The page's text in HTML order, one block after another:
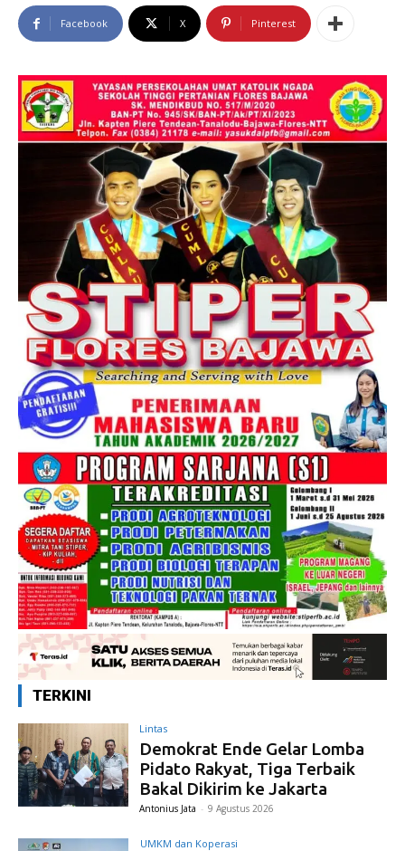
Facebook X Pinterest
TERKINI
Lintas
Demokrat Ende Gelar Lomba
Pidato Rakyat, Tiga Terbaik
Bakal Dikirim ke Jakarta
Antonius Jata - 9 Agustus 2026
UMKM dan Koperasi